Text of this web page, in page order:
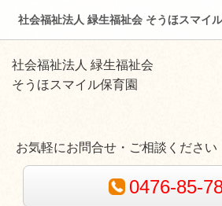
社会福祉法人 緑生福祉会 そうほスマイ
社会福祉法人 緑生福祉会
そうほスマイル保育園
お気軽にお問合せ・ご相談ください
0476-85-